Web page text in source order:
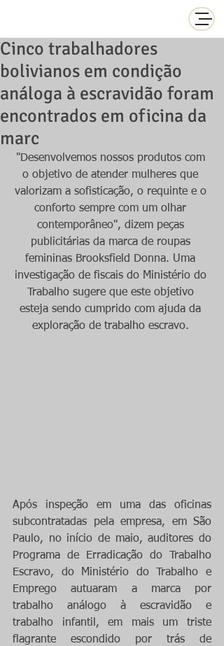
Cinco trabalhadores
bolivianos em condição
análoga à escravidão foram
encontrados em oficina da
marc
"Desenvolvemos nossos produtos com
o objetivo de atender mulheres que
valorizam a sofisticação, o requinte e o
conforto sempre com um olhar
contemporâneo", dizem peças
publicitárias da marca de roupas
femininas Brooksfield Donna. Uma
investigação de fiscais do Ministério do
Trabalho sugere que este objetivo
esteja sendo cumprido com ajuda da
exploração de trabalho escravo.
Após inspeção em uma das oficinas
subcontratadas pela empresa, em São
Paulo, no início de maio, auditores do
Programa de Erradicação do Trabalho
Escravo, do Ministério do Trabalho e
Emprego autuaram a marca por
trabalho análogo à escravidão e
trabalho infantil, em mais um triste
flagrante escondido por trás de